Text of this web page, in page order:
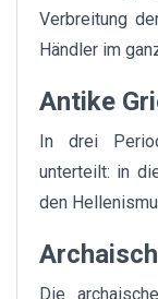
Verbreitung
Händler im
Antike
In drei
unterteilt: in
den
Die